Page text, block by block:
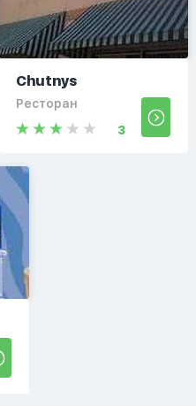
Chutnys
Ресторан
3